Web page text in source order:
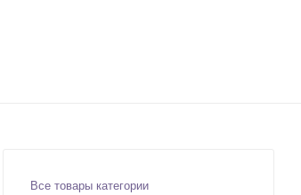
Все товары категории